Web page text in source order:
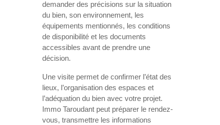
demander des précisions sur la situation
du bien, son environnement, les
équipements mentionnés, les conditions
de disponibilité et les documents
accessibles avant de prendre une
décision.
Une visite permet de confirmer l’état des
lieux, l’organisation des espaces et
l’adéquation du bien avec votre projet.
Immo Taroudant peut préparer le rendez-
vous, transmettre les informations